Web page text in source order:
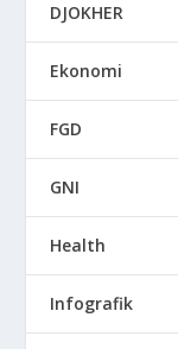
DJOKHER
Ekonomi
FGD
GNI
Health
Infografik